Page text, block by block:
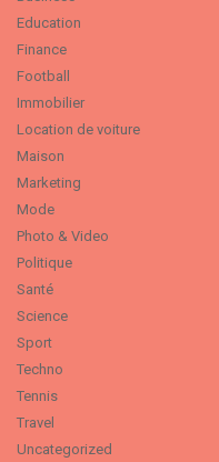
Education
Finance
Football
Immobilier
Location de voiture
Maison
Marketing
Mode
Photo & Video
Politique
Santé
Science
Sport
Techno
Tennis
Travel
Uncategorized